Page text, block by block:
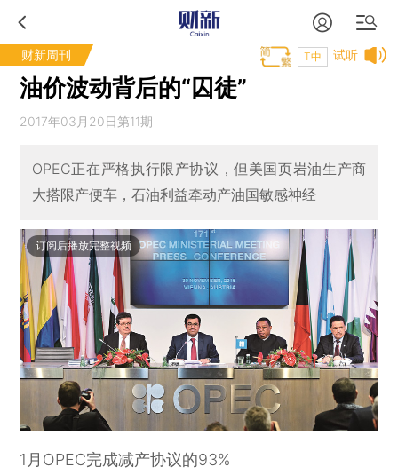
财新周刊 试听
T中
油价波动背后的“囚徒”
2017年03月20日第11期
OPEC正在严格执行限产协议，但美国页岩油生产商
大搭限产便车，石油利益牵动产油国敏感神经
订阅后播放完整视频
1月OPEC完成减产协议的93%